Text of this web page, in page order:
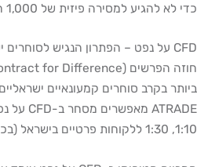
כדי לא להגיע למסירה פיזית של 1,000 חביות נפט אמיתי.
CFD על נפט – הפתרון הנגיש לסוחרים ישראלים
1:10, 1:30 ללקוחות פרטיים בישראל (בכפוף לרגולציה).